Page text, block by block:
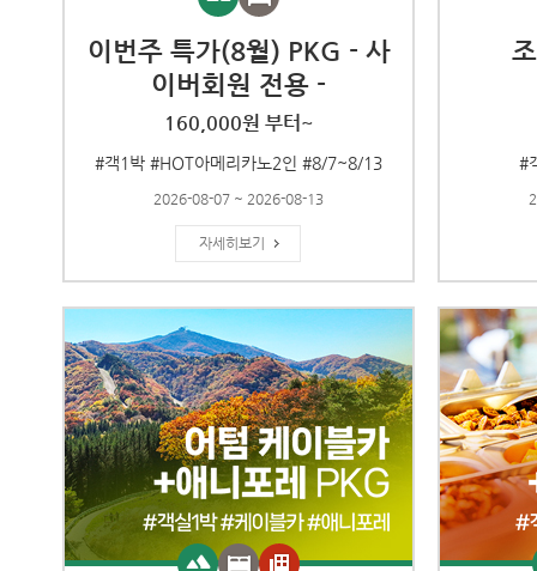
이번주 특가(8월) PKG - 사
이버회원 전용 -
160,000원 부터~
#객1박 #HOT아메리카노2인 #8/7~8/13
2026-08-07 ~ 2026-08-13
자세히보기
#